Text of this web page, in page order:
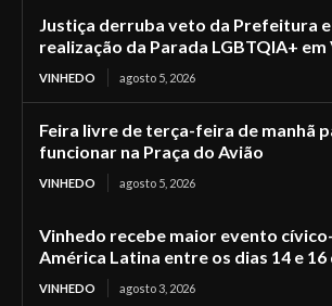
Justiça derruba veto da Prefeitura
realização da Parada LGBTQIA+ em
VINHEDO agosto 5, 2026
Feira livre de terça-feira de manhã
funcionar na Praça do Avião
VINHEDO agosto 5, 2026
Vinhedo recebe maior evento
América Latina entre os dias 14 e
VINHEDO agosto 3, 2026